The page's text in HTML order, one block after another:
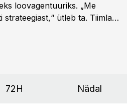
loovagentuuriks. „Me
strateegiast,“ ütleb ta. Tiimla
72H Nädal